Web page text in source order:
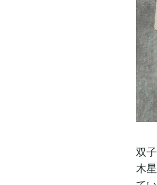
双
木